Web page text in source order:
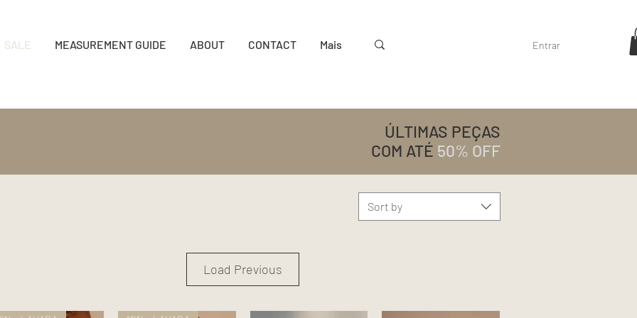
SALE MEASUREMENT GUIDE ABOUT CONTACT Mais Entrar
ÚLTIMAS PEÇAS
COM ATÉ 50% OFF
Sort by
Load Previous